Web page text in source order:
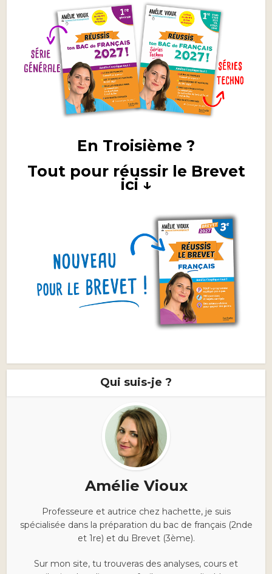
En Troisième ?
Tout pour réussir le Brevet
ici ↓
Qui suis-je ?
Amélie Vioux
Professeure et autrice chez hachette, je suis
spécialisée dans la préparation du bac de français (2nde
et 1re) et du Brevet (3ème).
Sur mon site, tu trouveras des analyses, cours et